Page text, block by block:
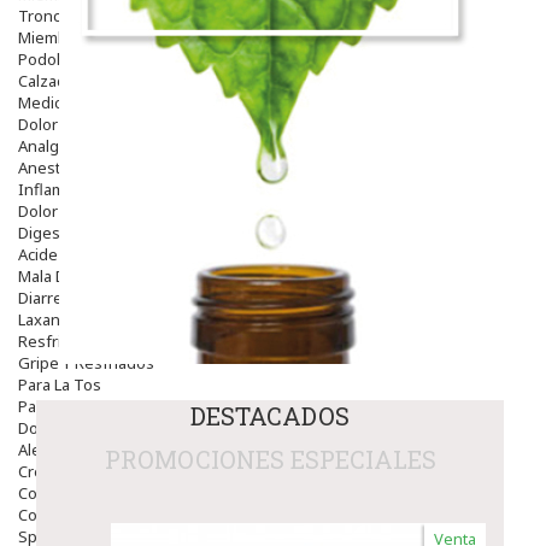
Tronco
Miembro Inferior
Podología
Calzado
Medicamentos
Dolor E Inflamación
Analgésicos
Anestésicos
Inflamación Articulaciones
Dolor Muscular / Articular
Digestivo
Acidez, Gases Y Ardores
Mala Digestion
Diarrea / Estreñimiento / Vómitos
Laxantes
Resfriados
Gripe Y Resfriados
Para La Tos
Para Descongestionar La Nariz
Dolor De Garganta
Alergias Y Picaduras
Cremas
Comprimidos
Colirios
Sprays
DESTACADOS
PROMOCIONES ESPECIALES
Venta